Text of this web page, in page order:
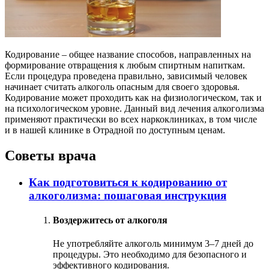
Кодирование – общее название способов, направленных на
формирование отвращения к любым спиртным напиткам.
Если процедура проведена правильно, зависимый человек
начинает считать алкоголь опасным для своего здоровья.
Кодирование может проходить как на физиологическом, так и
на психологическом уровне. Данный вид лечения алкоголизма
применяют практически во всех наркоклиниках, в том числе
и в нашей клинике в Отрадной по доступным ценам.
Советы врача
Как подготовиться к кодированию от
алкоголизма: пошаговая инструкция
Воздержитесь от алкоголя
Не употребляйте алкоголь минимум 3–7 дней до
процедуры. Это необходимо для безопасного и
эффективного кодирования.